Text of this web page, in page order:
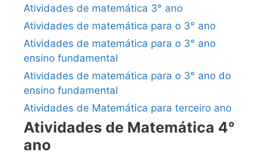
Atividades de matemática 3° ano
Atividades de matemática para o 3° ano
Atividades de matemática para o 3° ano
ensino fundamental
Atividades de matemática para o 3° ano do
ensino fundamental
Atividades de Matemática para terceiro ano
Atividades de Matemática 4°
ano